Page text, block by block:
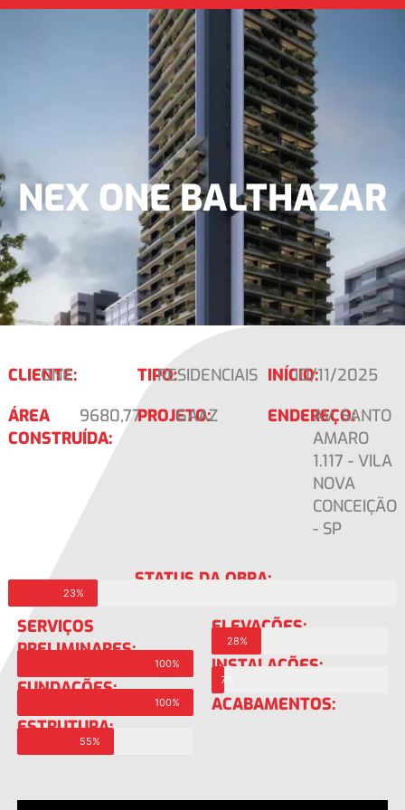
NEX ONE BALTHAZAR
CLIENTE:
ONE TIPO:RESIDENCIAIS INÍCIO:10/11/2025
ÁREA
CONSTRUÍDA:
9680,77PROJETO:
GAAZ ENDEREÇO:
AV. SANTO
AMARO
1.117 - VILA
NOVA
CONCEIÇÃO
- SP
STATUS DA OBRA:
23%
SERVIÇOS
PRELIMINARES:
100%
FUNDAÇÕES:
100%
ESTRUTURA:
55%
ELEVAÇÕES:
28%
INSTALAÇÕES:
7%
ACABAMENTOS: